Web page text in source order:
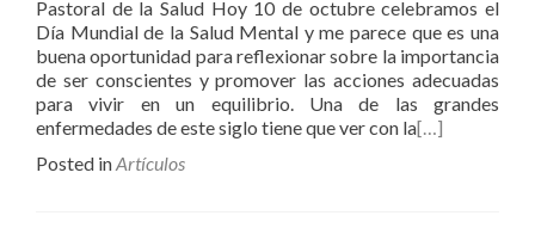
Pastoral de la Salud Hoy 10 de octubre celebramos el
Día Mundial de la Salud Mental y me parece que es una
buena oportunidad para reflexionar sobre la importancia
de ser conscientes y promover las acciones adecuadas
para vivir en un equilibrio. Una de las grandes
enfermedades de este siglo tiene que ver con la[…]
Posted inArtículos